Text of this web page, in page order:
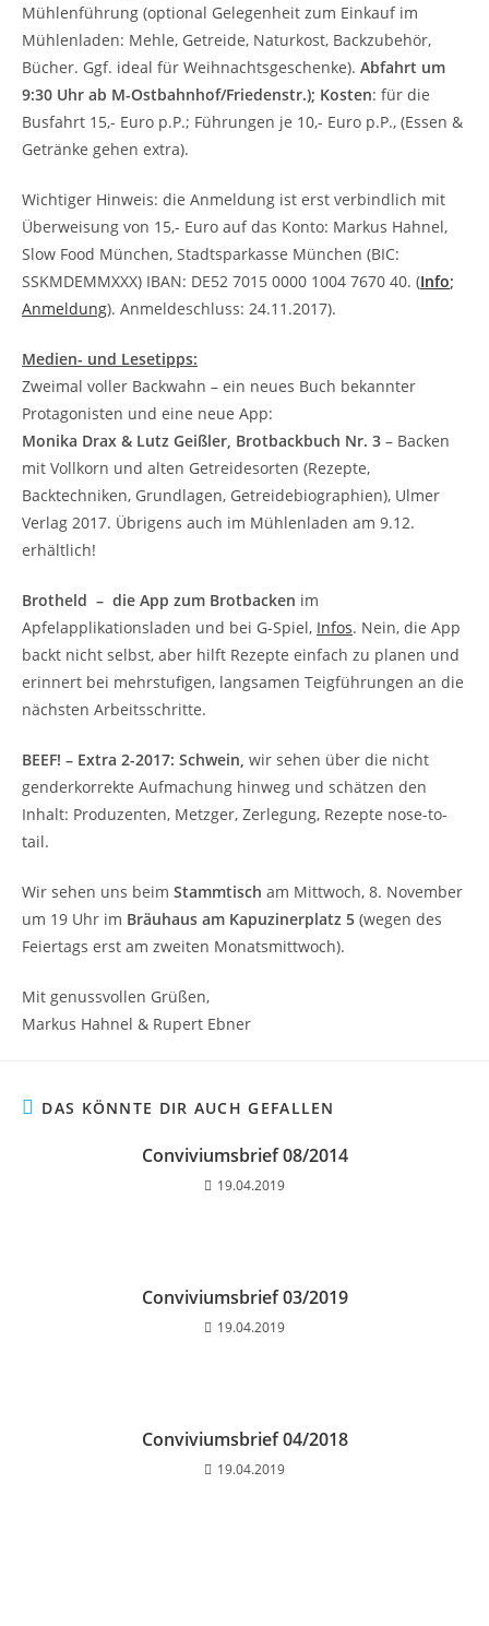
Mühlenführung (optional Gelegenheit zum Einkauf im
Mühlenladen: Mehle, Getreide, Naturkost, Backzubehör,
Bücher. Ggf. ideal für Weihnachtsgeschenke). Abfahrt um
9:30 Uhr ab M-Ostbahnhof/Friedenstr.); Kosten: für die
Busfahrt 15,- Euro p.P.; Führungen je 10,- Euro p.P., (Essen &
Getränke gehen extra).
Wichtiger Hinweis: die Anmeldung ist erst verbindlich mit
Überweisung von 15,- Euro auf das Konto: Markus Hahnel,
Slow Food München, Stadtsparkasse München (BIC:
SSKMDEMMXXX) IBAN: DE52 7015 0000 1004 7670 40. (Info;
Anmeldung). Anmeldeschluss: 24.11.2017).
Medien- und Lesetipps:
Zweimal voller Backwahn – ein neues Buch bekannter
Protagonisten und eine neue App:
Monika Drax & Lutz Geißler, Brotbackbuch Nr. 3 – Backen
mit Vollkorn und alten Getreidesorten (Rezepte,
Backtechniken, Grundlagen, Getreidebiographien), Ulmer
Verlag 2017. Übrigens auch im Mühlenladen am 9.12.
erhältlich!
Brotheld – die App zum Brotbacken im
Apfelapplikationsladen und bei G-Spiel, Infos. Nein, die App
backt nicht selbst, aber hilft Rezepte einfach zu planen und
erinnert bei mehrstufigen, langsamen Teigführungen an die
nächsten Arbeitsschritte.
BEEF! – Extra 2-2017: Schwein, wir sehen über die nicht
genderkorrekte Aufmachung hinweg und schätzen den
Inhalt: Produzenten, Metzger, Zerlegung, Rezepte nose-to-
tail.
Wir sehen uns beim Stammtisch am Mittwoch, 8. November
um 19 Uhr im Bräuhaus am Kapuzinerplatz 5 (wegen des
Feiertags erst am zweiten Monatsmittwoch).
Mit genussvollen Grüßen,
Markus Hahnel & Rupert Ebner
DAS KÖNNTE DIR AUCH GEFALLEN
Conviviumsbrief 08/2014
19.04.2019
Conviviumsbrief 03/2019
19.04.2019
Conviviumsbrief 04/2018
19.04.2019